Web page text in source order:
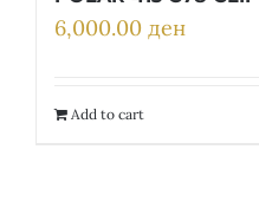
6,000.00 ден
Add to cart